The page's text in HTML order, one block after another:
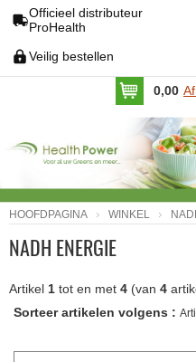
Officieel distributeur
ProHealth
Veilig bestellen
0,00
HOOFDPAGINA WINKEL
NADH ENERGIE
Artikel 1 tot en met 4 (van 4
Sorteer artikelen volgens :